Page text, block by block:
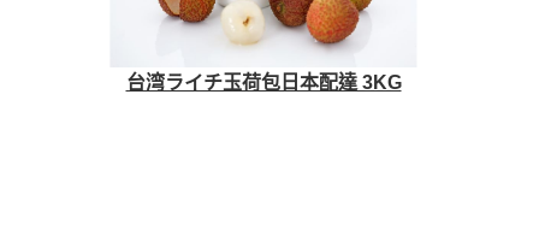
台湾ライチ玉荷包日本配達 3KG